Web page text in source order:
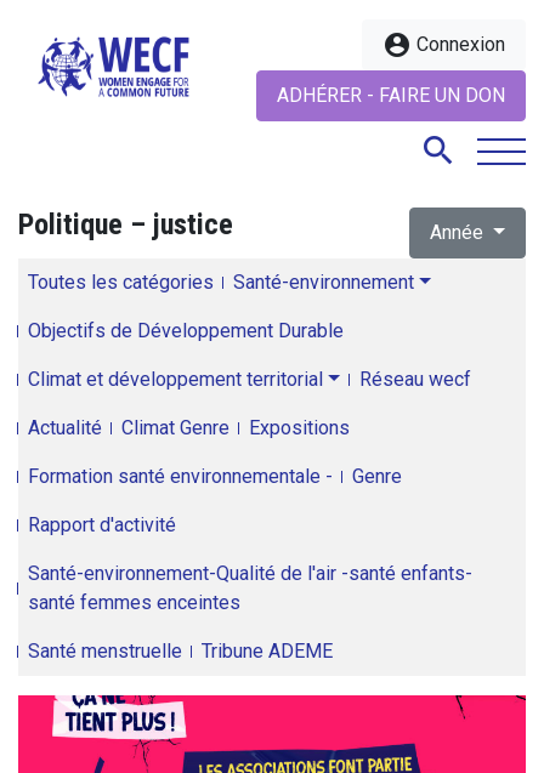
account_circle Connexion
ADHÉRER - FAIRE UN DON
search
Politique – justice Année
Toutes les catégories Santé-environnement
Objectifs de Développement Durable
Climat et développement territorial Réseau wecf
Actualité Climat Genre Expositions
Formation santé environnementale - Genre
Rapport d'activité
Santé-environnement-Qualité de l'air -santé enfants-
santé femmes enceintes
Santé menstruelle Tribune ADEME